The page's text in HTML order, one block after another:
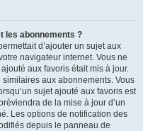
les abonnements ?
d’ajouter un sujet aux
navigateur internet. Vous ne
aux favoris était mis à jour.
aux abonnements. Vous
sujet ajouté aux favoris est
de la mise à jour d’un
Les options de notification des
depuis le panneau de